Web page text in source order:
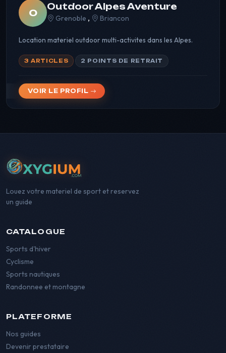
O
Outdoor Alpes Aventure
Grenoble , Briancon
Location materiel outdoor multi-activites dans les Alpes.
3 ARTICLES 2 POINTS DE RETRAIT
VOIR LE PROFIL
Louez votre materiel de sport et reservez
un guide
CATALOGUE
Sports d'hiver
Cyclisme
Sports nautiques
Randonnee et montagne
PLATEFORME
Nos guides
Devenir prestataire